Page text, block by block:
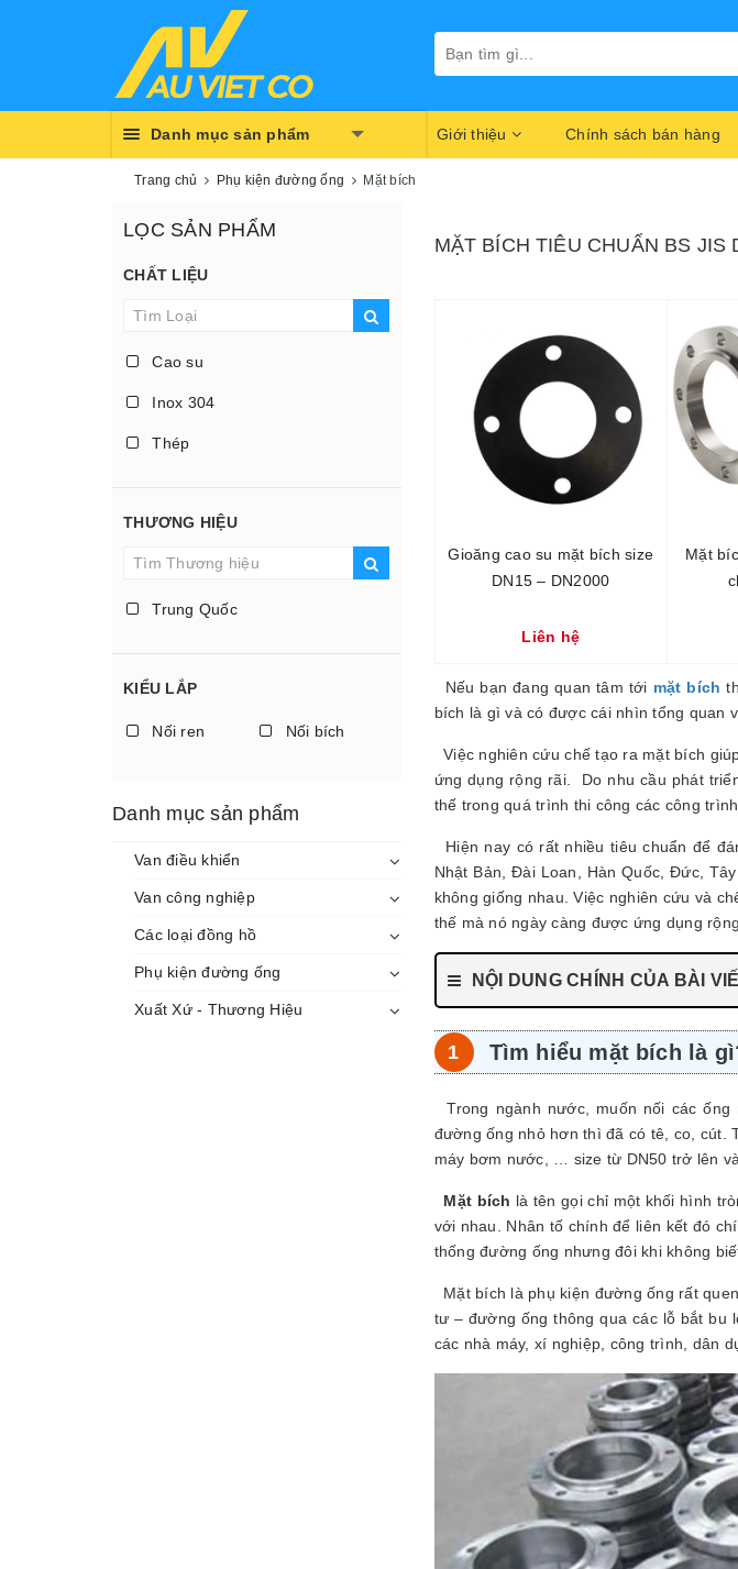
Danh mục sản phẩm Giới thiệu Chính sách bán hàng
Trang chủ Phụ kiện đường ống Mặt bích
LỌC SẢN PHẨM
CHẤT LIỆU
Cao su
Inox 304
Thép
THƯƠNG HIỆU
Trung Quốc
KIỂU LẮP
Nối ren Nối bích
Danh mục sản phẩm
Van điều khiển
Van công nghiệp
Các loại đồng hồ
Phụ kiện đường ống
Xuất Xứ - Thương Hiệu
MẶT BÍCH TIÊU CHUẨN BS
Gioăng cao su mặt bích size
DN15 – DN2000
Liên hệ
Mặt
Nếu bạn đang quan tâm tới mặt bích
bích là gì và có được cái nhìn tổng quan
Việc nghiên cứu chế tạo ra mặt bích
ứng dụng rộng rãi. Do nhu cầu phát
thế trong quá trình thi công các công
Hiện nay có rất nhiều tiêu chuẩn để
Nhật Bản, Đài Loan, Hàn Quốc, Đức,
không giống nhau. Việc nghiên cứu và
thế mà nó ngày càng được ứng dụng
NỘI DUNG CHÍNH CỦA BÀI
Tìm hiểu mặt bích là
Trong ngành nước, muốn nối các
đường ống nhỏ hơn thì đã có tê, co, cút.
máy bơm nước, … size từ DN50 trở lên
Mặt bích là tên gọi chỉ một khối hình
với nhau. Nhân tố chính để liên kết đó
thống đường ống nhưng đôi khi không
Mặt bích là phụ kiện đường ống rất
tư – đường ống thông qua các lỗ bắt bu
các nhà máy, xí nghiệp, công trình, dân